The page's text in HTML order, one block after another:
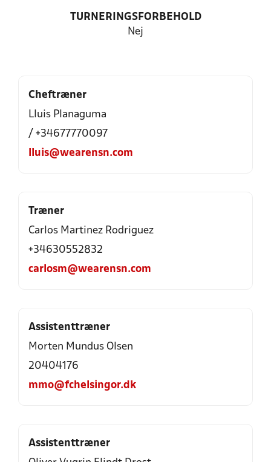
TURNERINGSFORBEHOLD
Nej
Cheftræner
Lluis Planaguma
/ +34677770097
lluis@wearensn.com
Træner
Carlos Martinez Rodriguez
+34630552832
carlosm@wearensn.com
Assistenttræner
Morten Mundus Olsen
20404176
mmo@fchelsingor.dk
Assistenttræner